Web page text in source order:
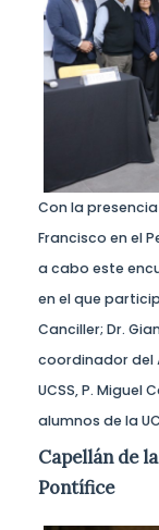
Con la
Francisco en el
a cabo este
en el que
Canciller; Dr.
coordinador del
UCSS, P. Miguel
alumnos de la
Capellán de
Pontífice